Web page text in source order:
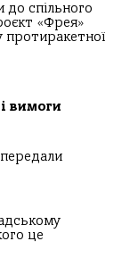
до спільного
«Фрея»
протиракетної
вимоги
це